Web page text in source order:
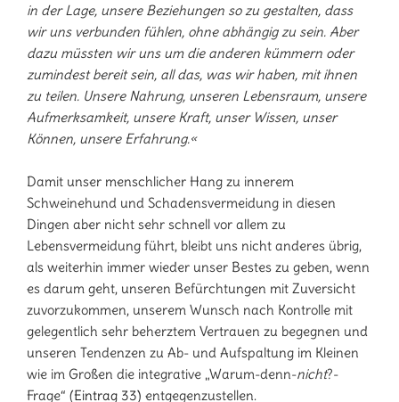
in der Lage, unsere Beziehungen so zu gestalten, dass
wir uns verbunden fühlen, ohne abhängig zu sein. Aber
dazu müssten wir uns um die anderen kümmern oder
zumindest bereit sein, all das, was wir haben, mit ihnen
zu teilen. Unsere Nahrung, unseren Lebensraum, unsere
Aufmerksamkeit, unsere Kraft, unser Wissen, unser
Können, unsere Erfahrung.«
Damit unser menschlicher Hang zu innerem
Schweinehund und Schadensvermeidung in diesen
Dingen aber nicht sehr schnell vor allem zu
Lebensvermeidung führt, bleibt uns nicht anderes übrig,
als weiterhin immer wieder unser Bestes zu geben, wenn
es darum geht, unseren Befürchtungen mit Zuversicht
zuvorzukommen, unserem Wunsch nach Kontrolle mit
gelegentlich sehr beherztem Vertrauen zu begegnen und
unseren Tendenzen zu Ab- und Aufspaltung im Kleinen
wie im Großen die integrative „Warum-denn-nicht?-
Frage“ (Eintrag 33) entgegenzustellen.